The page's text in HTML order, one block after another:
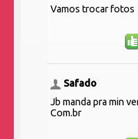
Vamos trocar fotos
Safado
Jb manda pra min
Com.br